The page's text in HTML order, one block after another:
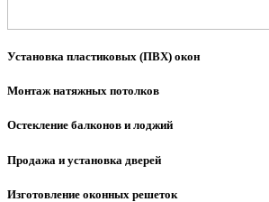
Установка пластиковых (ПВХ) окон
Монтаж натяжных потолков
Остекление балконов и лоджий
Продажа и установка дверей
Изготовление оконных решеток